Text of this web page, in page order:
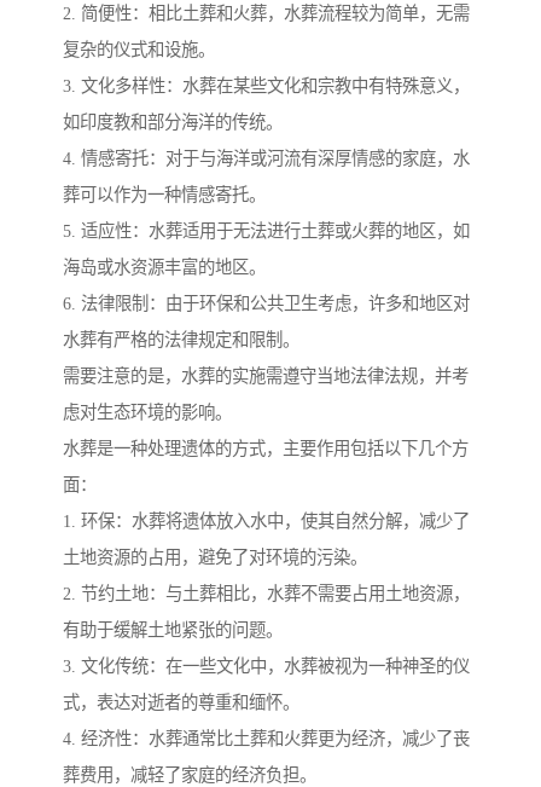
2. 简便性：相比土葬和火葬，水葬流程较为简单，无需
复杂的仪式和设施。
3. 文化多样性：水葬在某些文化和宗教中有特殊意义，
如印度教和部分海洋的传统。
4. 情感寄托：对于与海洋或河流有深厚情感的家庭，水
葬可以作为一种情感寄托。
5. 适应性：水葬适用于无法进行土葬或火葬的地区，如
海岛或水资源丰富的地区。
6. 法律限制：由于环保和公共卫生考虑，许多和地区对
水葬有严格的法律规定和限制。
需要注意的是，水葬的实施需遵守当地法律法规，并考
虑对生态环境的影响。
水葬是一种处理遗体的方式，主要作用包括以下几个方
面：
1. 环保：水葬将遗体放入水中，使其自然分解，减少了
土地资源的占用，避免了对环境的污染。
2. 节约土地：与土葬相比，水葬不需要占用土地资源，
有助于缓解土地紧张的问题。
3. 文化传统：在一些文化中，水葬被视为一种神圣的仪
式，表达对逝者的尊重和缅怀。
4. 经济性：水葬通常比土葬和火葬更为经济，减少了丧
葬费用，减轻了家庭的经济负担。